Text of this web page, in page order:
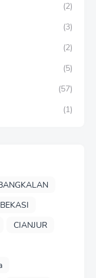
(2)
(3)
(2)
(5)
(57)
(1)
BEKASI
CIANJUR